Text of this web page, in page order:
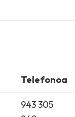
Telefonoa
943 305